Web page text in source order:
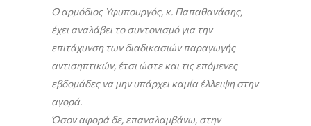
Ο αρμόδιος Υφυπουργός, κ. Παπαθανάσης,
έχει αναλάβει το συντονισμό για την
επιτάχυνση των διαδικασιών παραγωγής
αντισηπτικών, έτσι ώστε και τις επόμενες
εβδομάδες να μην υπάρχει καμία έλλειψη στην
αγορά.
Όσον αφορά δε, επαναλαμβάνω, στην